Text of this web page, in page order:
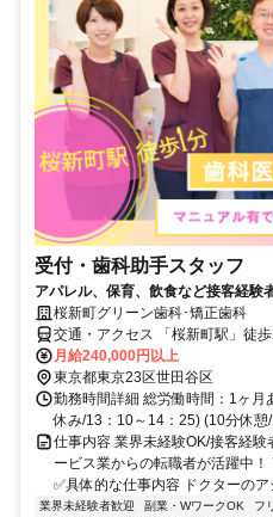
受付・歯科助手スタッフ
アパレル、保育、飲食など接客経験
桜新町グリーン歯科･矯正歯科
交通・アクセス 「桜新町駅」徒
月給240,000円以上
東京都東京23区世田谷区
勤務時間詳細 総労働時間：1ヶ
休み/13：10～14：25) (10分休
仕事内容 業界未経験OK/接客経
ービス業からの転職者が活躍中
✅具体的な仕事内容 ドクターの
業界未経験者歓迎 副業・WワークOK フ